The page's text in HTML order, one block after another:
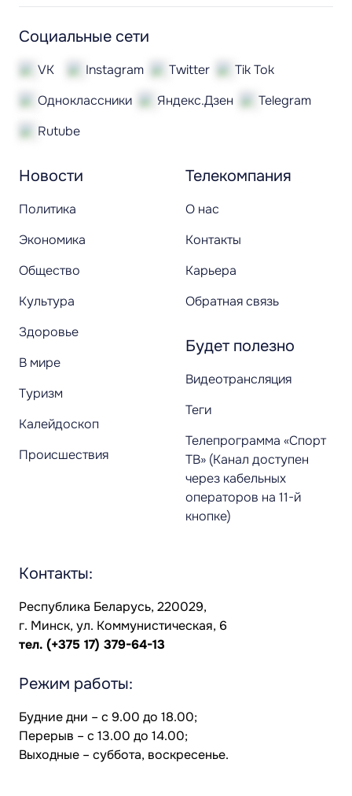
Новости
Политика
Экономика
Общество
Культура
Здоровье
В мире
Туризм
Калейдоскоп
Происшествия
Телекомпания
О нас
Контакты
Карьера
Обратная связь
Будет полезно
Видеотрансляция
Теги
Телепрограмма «Спорт
ТВ» (Канал доступен
через кабельных
операторов на 11-й
кнопке)
Социальные сети
VK Instagram Twitter
Tik Tok
Одноклассники
Яндекс.Дзен
Telegram
Rutube
Контакты:
Республика Беларусь, 220029,
г. Минск, ул. Коммунистическая, 6
тел. (+375 17) 379-64-13
Режим работы:
Будние дни – с 9.00 до 18.00;
Перерыв – с 13.00 до 14.00;
Выходные – суббота, воскресенье.